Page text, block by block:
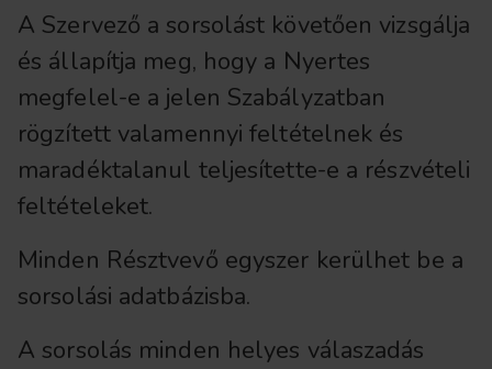
A Szervező a sorsolást követően vizsgálja
és állapítja meg, hogy a Nyertes
megfelel-e a jelen Szabályzatban
rögzített valamennyi feltételnek és
maradéktalanul teljesítette-e a részvételi
feltételeket.
Minden Résztvevő egyszer kerülhet be a
sorsolási adatbázisba.
A sorsolás minden helyes válaszadás